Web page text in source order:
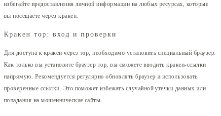
избегайте предоставления личной информации на любых ресурсах, которые
вы посещаете через кракен.
Кракен тор: вход и проверки
Для доступа к кракен через тор, необходимо установить специальный браузер.
Как только вы установите браузер тор, вы сможете вводить кракен-ссылки
напрямую. Рекомендуется регулярно обновлять браузер и использовать
проверенные ссылки. Это поможет избежать случайной утечки данных или
попадания на мошеннические сайты.